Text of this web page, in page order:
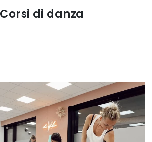
Corsi di danza